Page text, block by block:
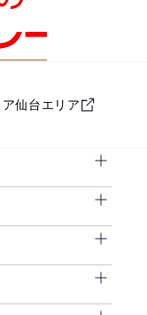
ア仙台エリア